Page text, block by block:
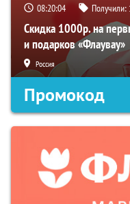
08:20:03 Получили:
Скидка 1000р. на
и подарков «Флаувау»
Россия
Промокод